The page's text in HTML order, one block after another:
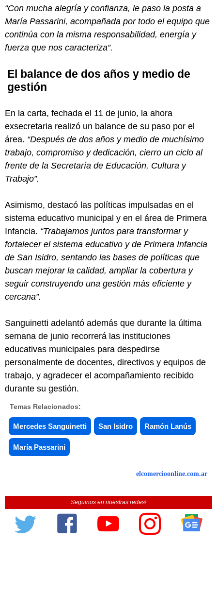
“Con mucha alegría y confianza, le paso la posta a
María Passarini, acompañada por todo el equipo que
continúa con la misma responsabilidad, energía y
fuerza que nos caracteriza”.
El balance de dos años y medio de
gestión
En la carta, fechada el 11 de junio, la ahora
exsecretaria realizó un balance de su paso por el
área. “Después de dos años y medio de muchísimo
trabajo, compromiso y dedicación, cierro un ciclo al
frente de la Secretaría de Educación, Cultura y
Trabajo”.
Asimismo, destacó las políticas impulsadas en el
sistema educativo municipal y en el área de Primera
Infancia. “Trabajamos juntos para transformar y
fortalecer el sistema educativo y de Primera Infancia
de San Isidro, sentando las bases de políticas que
buscan mejorar la calidad, ampliar la cobertura y
seguir construyendo una gestión más eficiente y
cercana”.
Sanguinetti adelantó además que durante la última
semana de junio recorrerá las instituciones
educativas municipales para despedirse
personalmente de docentes, directivos y equipos de
trabajo, y agradecer el acompañamiento recibido
durante su gestión.
Temas Relacionados:
Mercedes Sanguinetti San Isidro Ramón Lanús
María Passarini
elcomercioonline.com.ar
Seguinos en nuestras redes!